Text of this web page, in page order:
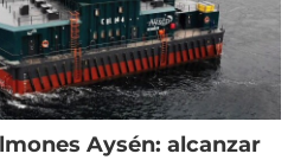
Aysén: alcanzar